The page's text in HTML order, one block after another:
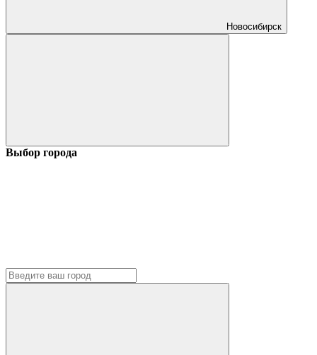
Новосибирск
Выбор города